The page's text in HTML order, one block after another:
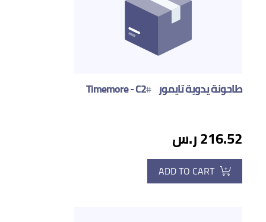
طاحونة يدوية تايمور Timemore - C2 #
216.52 ر.س
ADD TO CART